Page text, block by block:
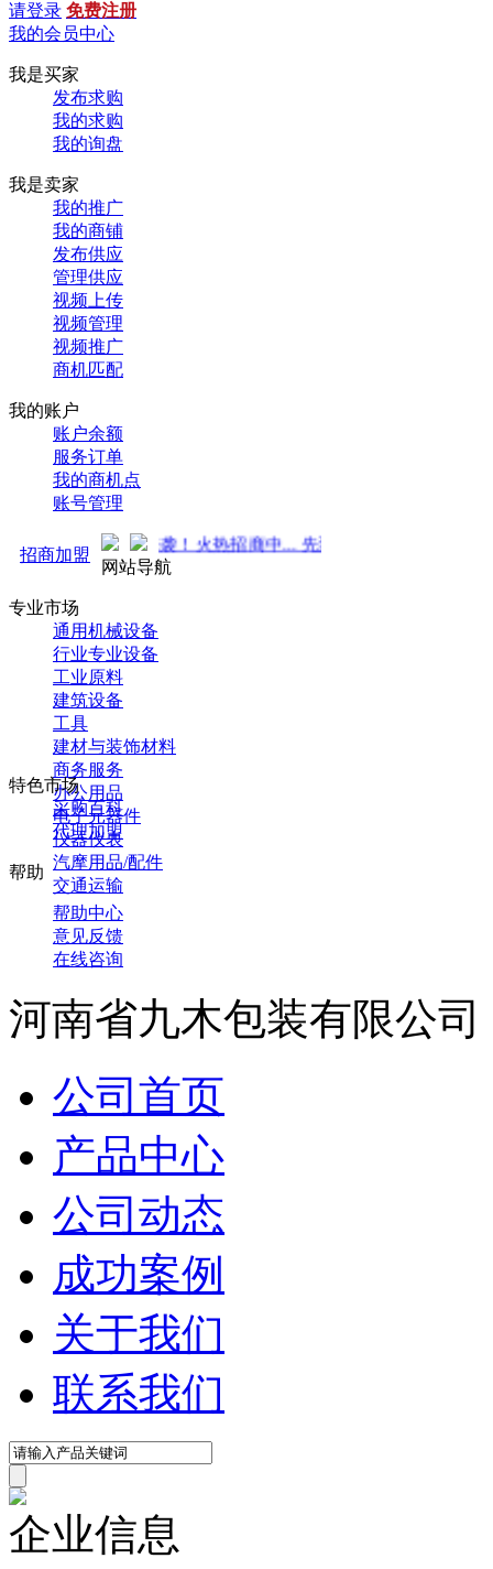
请登录 免费注册
我的会员中心
我是买家
发布求购
我的求购
我的询盘
我是卖家
我的推广
我的商铺
发布供应
管理供应
视频上传
视频管理
视频推广
商机匹配
我的账户
账户余额
服务订单
我的商机点
账号管理
招商加盟
推广 强势来袭！火热招商中... 先到先得 ！
网站导航
专业市场
通用机械设备
行业专业设备
工业原料
建筑设备
工具
建材与装饰材料
商务服务
办公用品
电子元器件
仪器仪表
汽摩用品/配件
交通运输
特色市场
采购百科
代理加盟
帮助
帮助中心
意见反馈
在线咨询
河南省九木包装有限公司
公司首页
产品中心
公司动态
成功案例
关于我们
联系我们
企业信息